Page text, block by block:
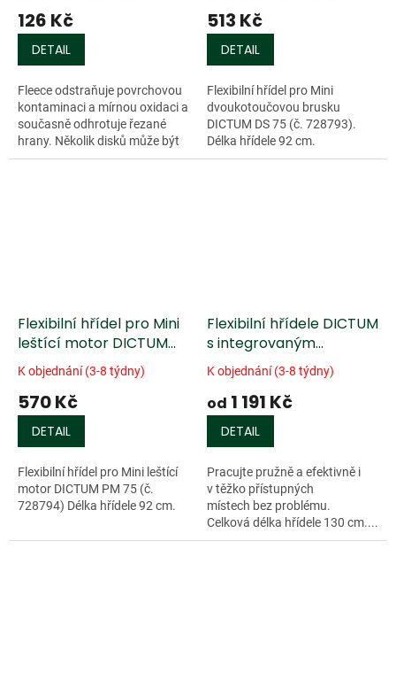
126 Kč
DETAIL
Fleece odstraňuje povrchovou
kontaminaci a mírnou oxidaci a
současně odhrotuje řezané
hrany. Několik disků může být
spojeno dohromady, aby
513 Kč
DETAIL
Flexibilní hřídel pro Mini
dvoukotoučovou brusku
DICTUM DS 75 (č. 728793).
Délka hřídele 92 cm.
Flexibilní hřídel pro Mini
leštící motor DICTUM
PM 75
K objednání (3-8 týdny)
570 Kč
DETAIL
Flexibilní hřídel pro Mini leštící
motor DICTUM PM 75 (č.
728794) Délka hřídele 92 cm.
Flexibilní hřídele DICTUM
s integrovaným
sklíčidlem
K objednání (3-8 týdny)
od 1 191 Kč
DETAIL
Pracujte pružně a efektivně i
v těžko přístupných
místech bez problému.
Celková délka hřídele 130 cm....